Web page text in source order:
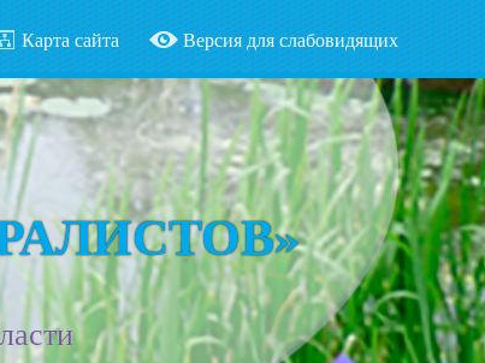
Карта сайта Версия для слабовидящих